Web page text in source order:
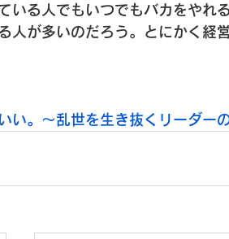
いる人でもいつでもバカをやれる
人が多いのだろう。とにかく経
い。～乱世を生き抜くリーダー